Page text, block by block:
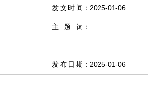
发文时间 ： 2025-01-06
主题词 ：
发布日期 ： 2025-01-06